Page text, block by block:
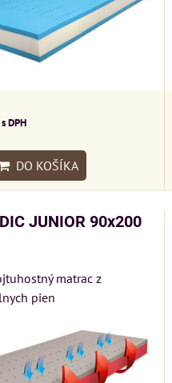
s DPH
DO KOŠÍKA
JUNIOR 90x200
matrac z
pien